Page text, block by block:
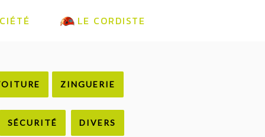
LE CORDISTE
ZINGUERIE
SÉCURITÉ DIVERS